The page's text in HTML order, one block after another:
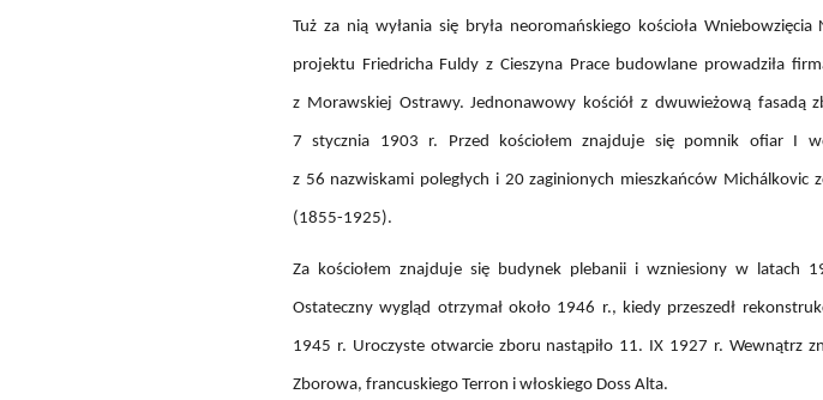
Tuż za nią wyłania się bryła neoromańskiego kościoła
projektu Friedricha Fuldy z Cieszyna Prace budowlane prowadziła
z Morawskiej Ostrawy. Jednonawowy kościół z dwuwieżową fasadą
7 stycznia 1903 r. Przed kościołem znajduje się pomnik ofiar I
z 56 nazwiskami poległych i 20 zaginionych mieszkańców Michálkovic
(1855-1925).
Za kościołem znajduje się budynek plebanii i wzniesiony w latach
Ostateczny wygląd otrzymał około 1946 r., kiedy przeszedł
1945 r. Uroczyste otwarcie zboru nastąpiło 11. IX 1927 r. Wewnątrz
Zborowa, francuskiego Terron i włoskiego Doss Alta.